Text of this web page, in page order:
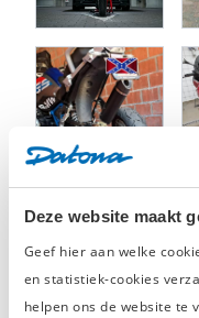
Deze website maakt
Geef hier aan welke
en statistiek-cookies
helpen ons de website te
Beoordelingen